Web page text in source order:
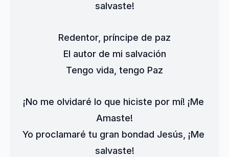
salvaste!
Redentor, príncipe de paz
El autor de mi salvación
Tengo vida, tengo Paz
¡No me olvidaré lo que hiciste por mí! ¡Me
Amaste!
Yo proclamaré tu gran bondad Jesús, ¡Me
salvaste!